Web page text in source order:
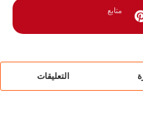
متابع
التعليقات